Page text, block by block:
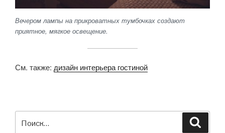
Вечером лампы на прикроватных тумбочках создают
приятное, мягкое освещение.
См. также: дизайн интерьера гостиной